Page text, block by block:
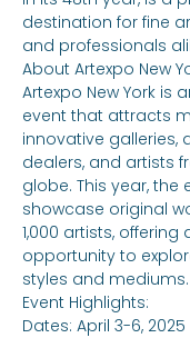
destination for fine
and professionals
About Artexpo New
Artexpo New York is
event that attracts
innovative galleries,
dealers, and artists
globe. This year, the
showcase original
1,000 artists, offering
opportunity to
styles and mediums.
Event Highlights:
Dates: April 3-6, 2025